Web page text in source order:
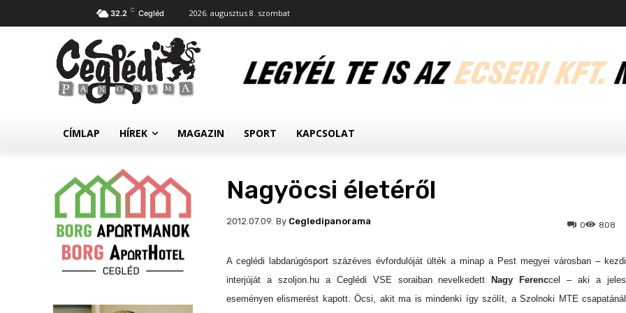
32.2 C Cegléd 2026. augusztus 8. szombat
CÍMLAP HÍREK MAGAZIN SPORT KAPCSOLAT
Nagyöcsi életéről
2012.07.09. 808
0
By Cegledipanorama
A ceglédi labdarúgósport százéves évfordulóját ülték a minap a Pest megyei városban – kezdi
interjúját a szoljon.hu a Ceglédi VSE soraiban nevelkedett
Nagy Ferenccel – aki a jeles
eseményen elismerést kapott. Öcsi, akit ma is mindenki így szólít, a Szolnoki MTE csapatánál